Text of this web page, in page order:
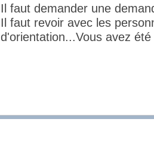
Il faut demander une
Il faut revoir avec les
d'orientation...Vous avez